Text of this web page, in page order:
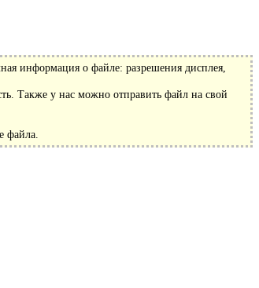
информация о файле: разрешения дисплея,
Также у нас можно отправить файл на свой
файла.